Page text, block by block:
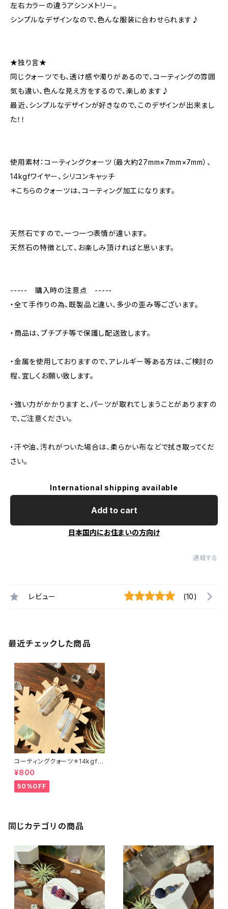
左右カラーの違うアシンメトリー。
シンプルなデザインなので、色んな服装に合わせられます♪
★独り言★
同じクォーツでも、透け感や濁りがあるので、コーティングの雰囲
気も違い、色んな見え方をするので、楽しめます♪
最近、シンプルなデザインが好きなので、このデザインが出来まし
た！！
使用素材：コーティングクォーツ（最大約27mm×7mm×7mm）、
14kgfワイヤー、シリコンキャッチ
＊こちらのクォーツは、コーティング加工になります。
天然石ですので、一つ一つ表情が違います。
天然石の特徴として、お楽しみ頂ければと思います。
----- 購入時の注意点 -----
・全て手作りの為、既製品と違い、多少の歪み等ございます。
・商品は、プチプチ等で保護し配送致します。
・金属を使用しておりますので、アレルギー等ある方は、ご検討の
程、宜しくお願い致します。
・強い力がかかりますと、パーツが取れてしまうことがありますの
で、ご注意ください。
・汗や油、汚れがついた場合は、柔らかい布などで拭き取ってくだ
さい。
International shipping available
Add to cart
日本国内にお住まいの方向け
通報する
レビュー (10)
最近チェックした商品
コーティングクォーツ＊14kgfピ
アス
¥800
50%OFF
同じカテゴリの商品